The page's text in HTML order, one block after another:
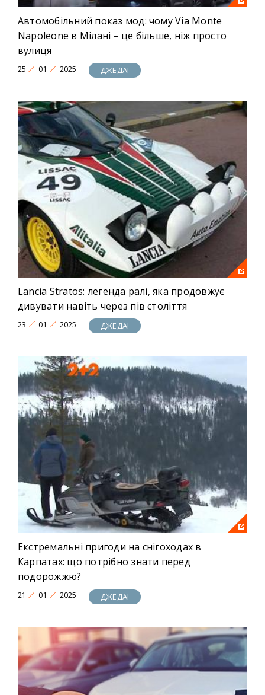
Автомобільний показ мод: чому Via Monte
Napoleone в Мілані – це більше, ніж просто
вулиця
25 01 2025 ДЖЕДАІ
Lancia Stratos: легенда ралі, яка продовжує
дивувати навіть через пів століття
23 01 2025 ДЖЕДАІ
Екстремальні пригоди на снігоходах в
Карпатах: що потрібно знати перед
подорожжю?
21 01 2025 ДЖЕДАІ